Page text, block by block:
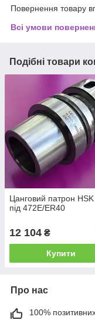
Повернення товару
Всі умови
Подібні товари
Цанговий патрон
під 472E/ER40
12 104 ₴
Купити
Про нас
100% позитивних